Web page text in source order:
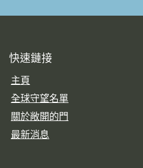
快速鏈接
主頁
全球守望名單
關於敞開的門
最新消息